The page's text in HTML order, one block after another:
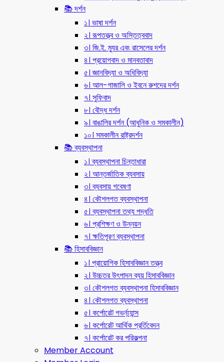
📚 দর্শন
১। ভাষা দর্শন
২। রূপতত্ত্ব ও অস্তিত্ববাদ
৩। জি.ই. ম্যুর এবং রাসেলের দর্শন
৪। প্রয়োগবাদ ও মানবতাবাদ
৫। জ্ঞানবিদ্যা ও অধিবিদ্যা
৬। আল-গাজালি ও ইবনে রুশদের দর্শন
৭। সুফিবাদ
৮। বৌদ্ধ দর্শন
৯। বাঙালির দর্শন (আধুনিক ও সমকালীন)
১০। সমকালীন রাষ্ট্রদর্শন
📚 ব্যবস্থাপনা
১। ব্যবস্থাপনা চিন্তাধারা
২। আন্তর্জাতিক ব্যবসায়
৩। ব্যবসায় গবেষণা
৪। কৌশলগত ব্যবস্থাপনা
৫। ব্যবস্থাপনা তথ্য পদ্ধতি
৬। প্রশিক্ষণ ও উন্নয়ন
৭। ক্ষতিপূরণ ব্যবস্থাপনা
📚 হিসাববিজ্ঞান
১। প্রায়োগিক হিসাববিজ্ঞান তত্ত্ব
২। উচ্চতর উৎপাদন ব্যয় হিসাববিজ্ঞান
৩। কৌশলগত ব্যবস্থাপনা হিসাববিজ্ঞান
৪। কৌশলগত ব্যবস্থাপনা
৫। কর্পোরেট গভর্ন্য্যান্স
৬। কর্পোরেট আর্থিক প্রর্তিবেদন
৭। কর্পোরেট কর পরিকল্পনা
Member Account